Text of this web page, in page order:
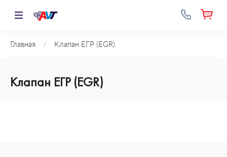
Главная / Клапан ЕГР (EGR)
Клапан ЕГР (EGR)